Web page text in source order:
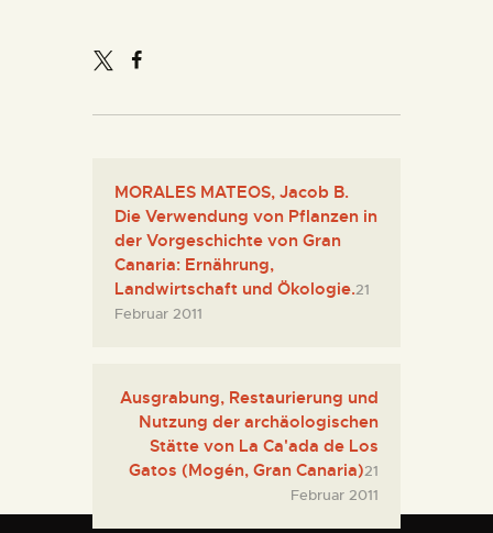
MORALES MATEOS, Jacob B.
Die Verwendung von Pflanzen in
der Vorgeschichte von Gran
Canaria: Ernährung,
Landwirtschaft und Ökologie.21
Februar 2011
Ausgrabung, Restaurierung und
Nutzung der archäologischen
Stätte von La Ca'ada de Los
Gatos (Mogén, Gran Canaria)21
Februar 2011